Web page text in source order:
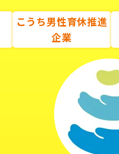
こうち男性育休推進
企業